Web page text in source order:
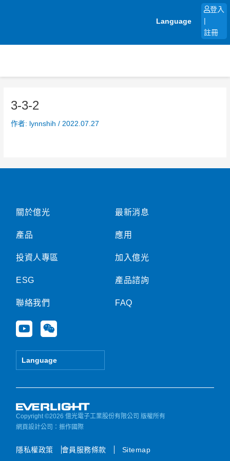
Language
登入
註冊
3-3-2
作者: lynnshih/ 2022.07.27
關於億光
產品
投資人專區
ESG
聯絡我們
Y
o
u
e
W
e
i
Language
最新消息
應用
加入億光
產品諮詢
FAQ
Copyright ©2026 億光電子工業股份有限公司 版權所有
網頁設計公司 ：振作國際
隱私權政策 會員服務條款 Sitemap